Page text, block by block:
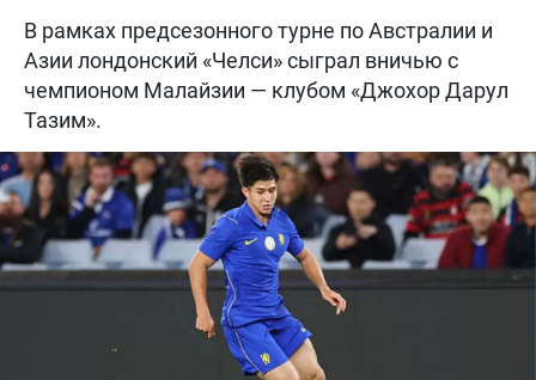
В рамках предсезонного турне по Австралии и
Азии лондонский «Челси» сыграл вничью с
чемпионом Малайзии — клубом «Джохор Дарул
Тазим».